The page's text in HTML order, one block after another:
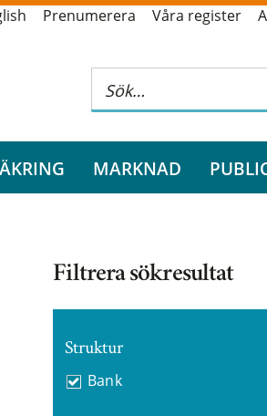
Prenumerera Våra register
MARKNAD
Filtrera sökresultat
Struktur
Bank